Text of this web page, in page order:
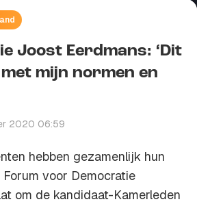
Joost Eerdmans: ‘Dit
mijn normen en
2020 06:59
hebben gezamenlijk hun
voor Democratie
om de kandidaat-Kamerleden